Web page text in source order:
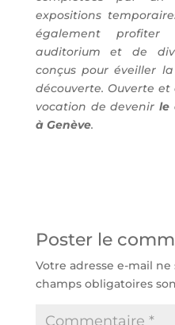
expositions
également profiter
auditorium et de
conçus pour éveiller
découverte. Ouverte
vocation de devenir le
à Genève.
Poster le
Votre adresse e-mail ne
champs obligatoires